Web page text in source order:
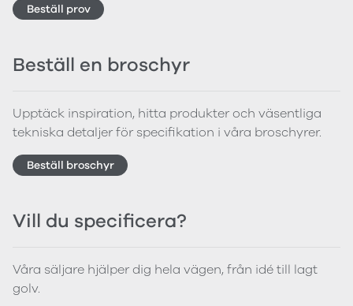
Beställ prov
Beställ en broschyr
Upptäck inspiration, hitta produkter och väsentliga
tekniska detaljer för specifikation i våra broschyrer.
Beställ broschyr
Vill du specificera?
Våra säljare hjälper dig hela vägen, från idé till lagt
golv.